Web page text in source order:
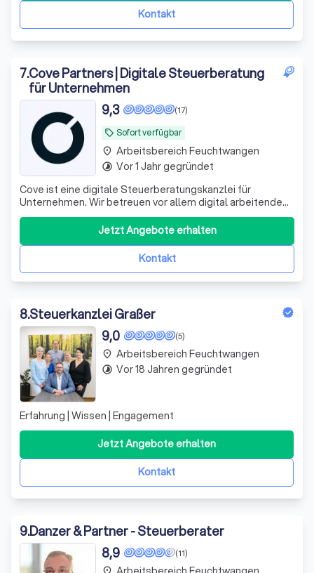
Kontakt
7.Cove Partners | Digitale Steuerberatung
für Unternehmen
local_offer Sofort verfügbar
(17)
9,3
Cove ist eine digitale Steuerberatungskanzlei für
Unternehmen. Wir betreuen vor allem digital arbeitende
Kapitalgesellschaften – GmbH, UG und AG – mit laufender
Finanzbuchhaltung, Umsatzsteuervoranmeldungen,
Jahresabschlüssen, Steuererklärungen und
Lohnbuchhaltung. Unsere Arbeitsweise ist konsequen
Kontakt
Jetzt Angebote erhalten
place Arbeitsbereich Feuchtwangen
timelapse Vor 1 Jahr gegründet
8.Steuerkanzlei Graßer
(5)
9,0
Erfahrung | Wissen | Engagement
Kontakt
Jetzt Angebote erhalten
place Arbeitsbereich Feuchtwangen
timelapse Vor 18 Jahren gegründet
9.Danzer & Partner - Steuerberater
(11)
8,9
place